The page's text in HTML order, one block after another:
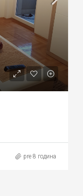
pre 8 година